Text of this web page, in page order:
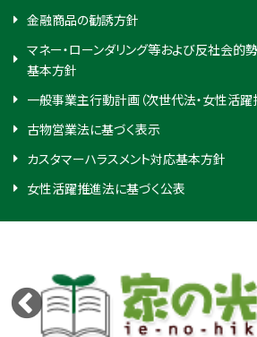
金融商品の勧誘方針
マネー・ローンダリング等および反社会的
基本方針
一般事業主行動計画（次世代法・女性活躍
古物営業法に基づく表示
カスタマーハラスメント対応基本方針
女性活躍推進法に基づく公表